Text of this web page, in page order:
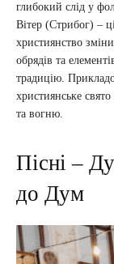
глибокий слід у
Вітер (Стрибог) –
християнство
обрядів та
традицію.
християнське
та вогню.
Пісні –
до Дум